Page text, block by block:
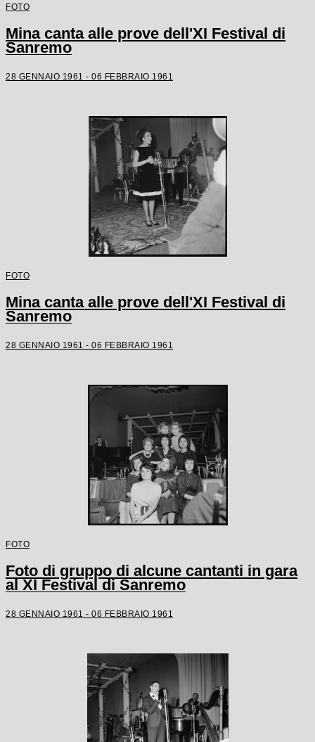
FOTO
Mina canta alle prove dell'XI Festival di
Sanremo
28 GENNAIO 1961 - 06 FEBBRAIO 1961
FOTO
Mina canta alle prove dell'XI Festival di
Sanremo
28 GENNAIO 1961 - 06 FEBBRAIO 1961
FOTO
Foto di gruppo di alcune cantanti in gara
al XI Festival di Sanremo
28 GENNAIO 1961 - 06 FEBBRAIO 1961